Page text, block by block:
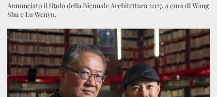
Annunciato il titolo della Biennale Architettura 2027, a cura di Wang
Shu e Lu Wenyu.